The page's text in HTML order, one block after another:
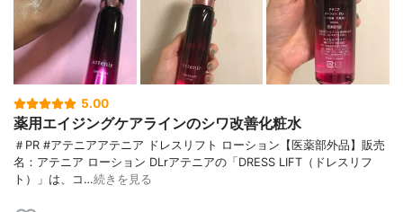
5.00
薬用エイジングケアラインのシワ改善化粧水
＃PR #アテニアアテニア ドレスリフト ローション【医薬部外品】販売
名：アテニア ローション DLrアテニアの「DRESS LIFT（ドレスリフ
ト）」は、コ…続きを見る